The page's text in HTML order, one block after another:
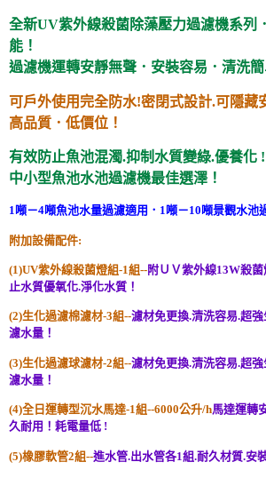
全新UV紫外線殺菌除藻壓力過濾機系列
能！
過濾機運轉安靜無聲．安裝容易．清洗簡
可戶外使用完全防水!密閉式設計.可隱藏
高品質．低價位！
有效防止魚池混濁.抑制水質變綠.優養化 !
中小型魚池水池過濾機最佳選澤！
1 噸－4噸魚池水量過濾適用．1噸－10 噸景觀水池
附加設備配件:
(1)UV紫外線殺菌燈組-1組--附ＵＶ紫外線13W殺
止水質優氧化.淨化水質！
(2)生化過濾棉濾材-3組--濾材免更換.清洗容易.超
濾水量！
(3)生化過濾球濾材-2組--濾材免更換.清洗容易.超
濾水量！
(4)全日運轉型沉水馬達-1組--6000公升/h馬達運轉
久耐用！耗電量低 !
(5)橡膠軟管2組--進水管.出水管各1組.耐久材質.安